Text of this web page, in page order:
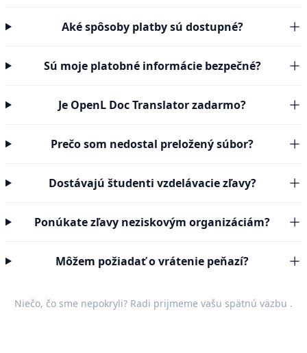
Aké spôsoby platby sú dostupné?
Sú moje platobné informácie bezpečné?
Je OpenL Doc Translator zadarmo?
Prečo som nedostal preložený súbor?
Dostávajú študenti vzdelávacie zľavy?
Ponúkate zľavy neziskovým organizáciám?
Môžem požiadať o vrátenie peňazí?
Niečo, čo sme nepokryli? Radi prijmeme vašu spätnú väzbu .